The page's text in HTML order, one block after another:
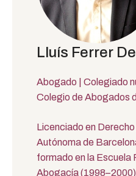
Lluís Ferrer
Abogado | Colegiado
Colegio de Abogados
Licenciado en
Autónoma de
formado en la
Abogacía